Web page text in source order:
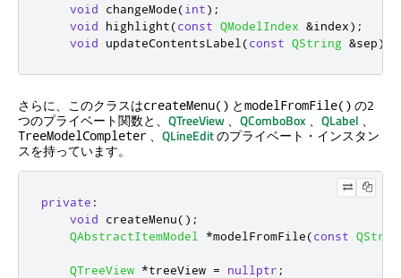
void changeMode(int);
void highlight(const QModelIndex &index);
void updateContentsLabel (const QString &sep);
さらに、このクラスはcreateMenu() とmodelFromFile() の2
つのプライベート関数と、 QTreeView、 QComboBox 、 QLabel 、
TreeModelCompleter 、 QLineEditのプライベート・インスタン
スを持っています。
private :
void createMenu();
QAbstractItemModel
*modelFromFile(const
QTreeView *treeView = nullptr ;